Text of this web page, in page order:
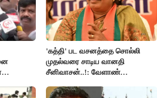
'கத்தி' பட வசனத்தை சொல்லி
முதல்வரை சாடிய வானதி
சீனிவாசன்..!: வேளாண்